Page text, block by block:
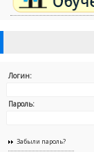
Логин:
Пароль:
Забыли пароль?